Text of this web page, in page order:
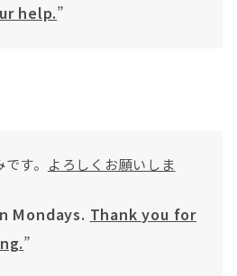
help.”
す。 よろしくお願いしま
Mondays. Thank you for
”